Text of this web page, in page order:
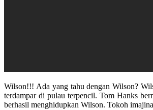
Wilson!!! Ada yang tahu dengan Wilson?
terdampar di pulau terpencil. Tom Hanks
berhasil menghidupkan Wilson. Tokoh